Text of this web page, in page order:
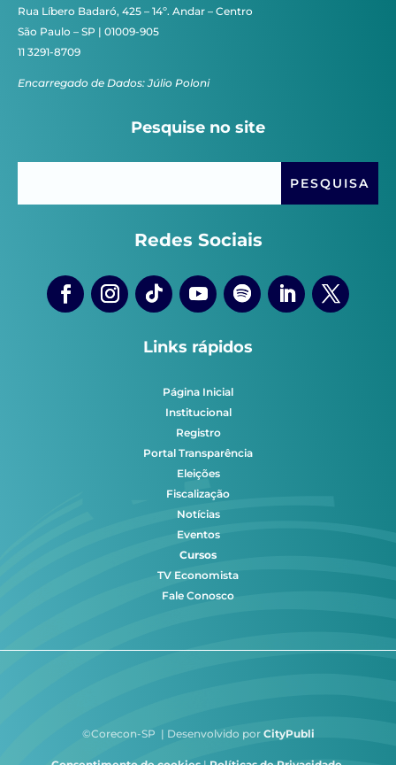
Rua Líbero Badaró, 425 – 14º. Andar – Centro
São Paulo – SP | 01009-905
11 3291-8709
Encarregado de Dados: Júlio Poloni
Pesquise no site
Redes Sociais
Links rápidos
Página Inicial
Institucional
Registro
Portal Transparência
Eleições
Fiscalização
Notícias
Eventos
Cursos
TV Economista
Fale Conosco
©Corecon-SP | Desenvolvido por CityPubli